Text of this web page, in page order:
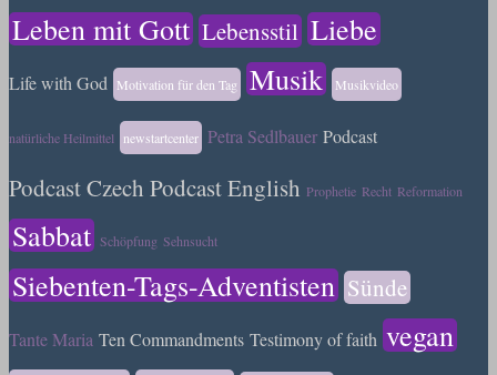
Leben mit Gott Lebensstil Liebe
Life with God Motivation für den Tag Musik Musikvideo
natürliche Heilmittel newstartcenter Petra Sedlbauer Podcast
Podcast Czech Podcast English Prophetie Recht Reformation
Sabbat Schöpfung Sehnsucht
Siebenten-Tags-Adventisten Sünde
Tante Maria Ten Commandments Testimony of faith vegan